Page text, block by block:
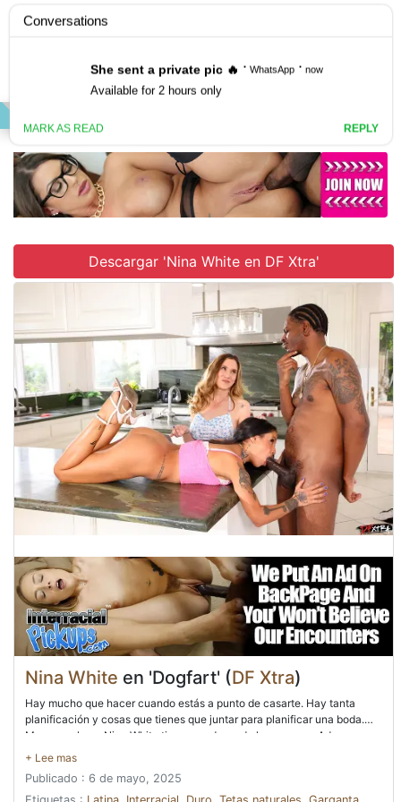
Descargar 'Nina White en DF Xtra'
Nina White en 'Dogfart' (DF Xtra)
Hay mucho que hacer cuando estás a punto de casarte. Hay tanta
planificación y cosas que tienes que juntar para planificar una boda.
Menos mal que Nina White tiene una dama de honor como Aderas, que
literalmente está asumiendo el papel de una organizadora de bodas y
semana y las dos damas están en la cocina mirando vestidos de novia
Publicado : 6 de mayo, 2025